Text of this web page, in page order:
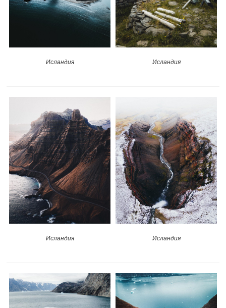
Исландия Исландия
Исландия Исландия